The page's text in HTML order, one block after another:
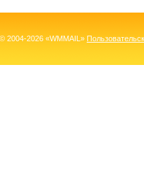
© 2004-2026 «WMMAIL»